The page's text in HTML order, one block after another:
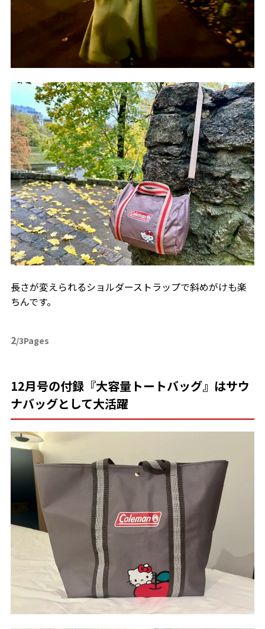
長さが変えられるショルダーストラップで斜めがけも楽
ちんです。
2/3Pages
12月号の付録『大容量トートバッグ』はサウ
ナバッグとして大活躍